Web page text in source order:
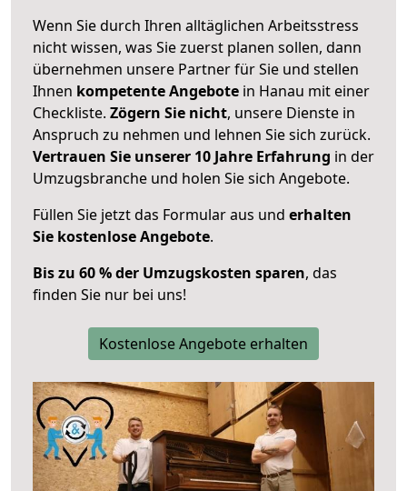
Wenn Sie durch Ihren alltäglichen Arbeitsstress
nicht wissen, was Sie zuerst planen sollen, dann
übernehmen unsere Partner für Sie und stellen
Ihnen kompetente Angebote in Hanau mit einer
Checkliste. Zögern Sie nicht, unsere Dienste in
Anspruch zu nehmen und lehnen Sie sich zurück.
Vertrauen Sie unserer 10 Jahre Erfahrung in der
Umzugsbranche und holen Sie sich Angebote.
Füllen Sie jetzt das Formular aus und erhalten
Sie kostenlose Angebote.
Bis zu 60 % der Umzugskosten sparen, das
finden Sie nur bei uns!
Kostenlose Angebote erhalten